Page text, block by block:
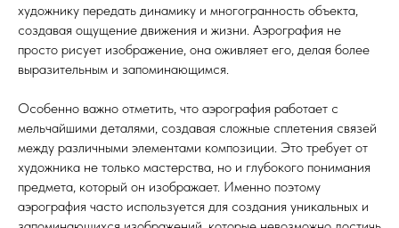
художнику передать динамику и многогранность объекта,
создавая ощущение движения и жизни. Аэрография не
просто рисует изображение, она оживляет его, делая более
выразительным и запоминающимся.
Особенно важно отметить, что аэрография работает с
мельчайшими деталями, создавая сложные сплетения связей
между различными элементами композиции. Это требует от
художника не только мастерства, но и глубокого понимания
предмета, который он изображает. Именно поэтому
аэрография часто используется для создания уникальных и